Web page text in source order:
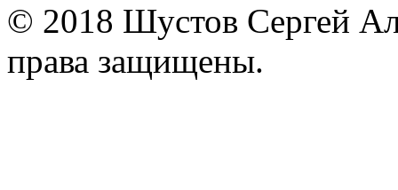
© 2018 Шустов Сергей
права защищены.